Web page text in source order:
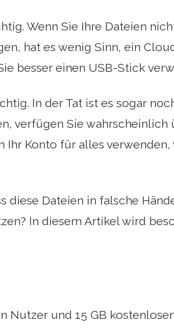
Wenn Sie Ihre Dateien
hat es wenig Sinn, ein
besser einen USB-Stick
In der Tat ist es sogar
verfügen Sie wahrscheinlich
Ihr Konto für alles
diese Dateien in falsche
In diesem Artikel wird
Nutzer und 15 GB